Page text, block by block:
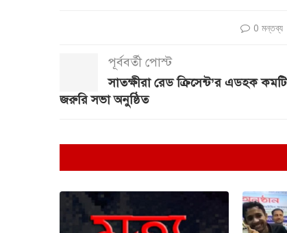
0 মন্তব্য
পূর্ববর্তী পোস্ট
সাতক্ষীরা রেড ক্রিসেন্ট’র এডহক
জরুরি সভা অনুষ্ঠিত